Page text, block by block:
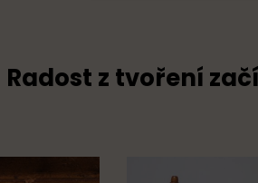
Radost z tvoření